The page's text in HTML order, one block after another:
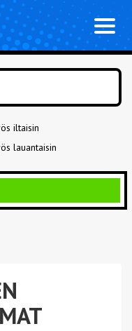
iltaisin
lauantaisin